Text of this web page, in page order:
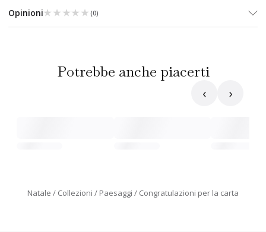
Opinioni★★★★★
★★★★★ (0)
Potrebbe anche piacerti
‹ ›
Natale Collezioni Paesaggi Congratulazioni per la carta